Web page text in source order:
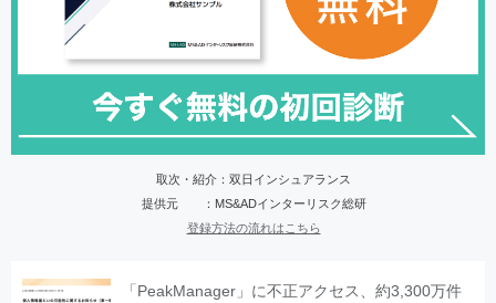
取次・紹介：双日インシュアランス
提供元 ：MS&ADインターリスク総研
登録方法の流れはこちら
「PeakManager」に不正アクセス、約3,300万件